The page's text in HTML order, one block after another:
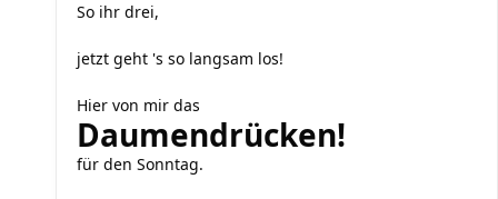
So ihr drei,
jetzt geht 's so langsam los!
Hier von mir das
Daumendrücken!
für den Sonntag.